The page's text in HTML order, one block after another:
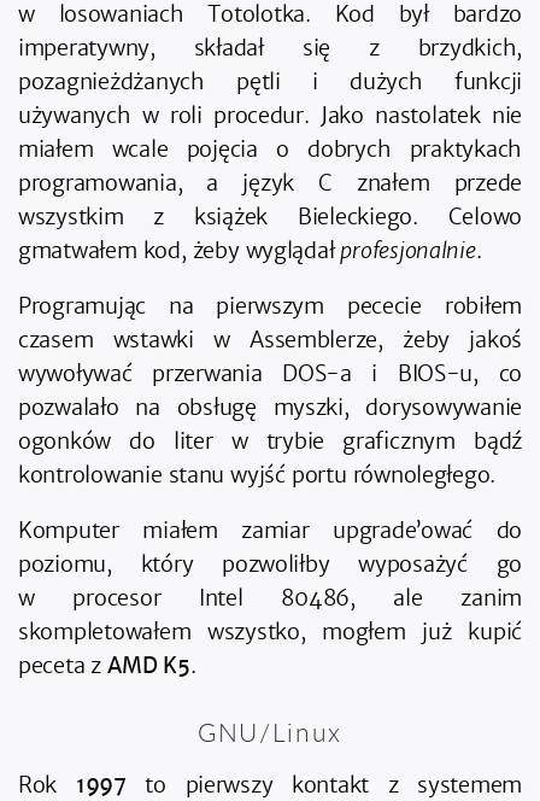
w losowaniach Totolotka. Kod był bardzo
imperatywny, składał się z brzydkich,
pozagnieżdżanych pętli i dużych funkcji
używanych w roli procedur. Jako nastolatek nie
miałem wcale pojęcia o dobrych praktykach
programowania, a język C znałem przede
wszystkim z książek Bieleckiego. Celowo
gmatwałem kod, żeby wyglądałprofesjonalnie.
Programując na pierwszym pececie robiłem
czasem wstawki w Assemblerze, żeby jakoś
wywoływać przerwania DOS-a i BIOS-u, co
pozwalało na obsługę myszki, dorysowywanie
ogonków do liter w trybie graficznym bądź
kontrolowanie stanu wyjść portu równoległego.
Komputer miałem zamiar upgrade’ować do
poziomu, który pozwoliłby wyposażyć go
w procesor Intel 80486, ale zanim
skompletowałem wszystko, mogłem już kupić
peceta zAMD K5.
GNU/Linux
Rok 1997 to pierwszy kontakt z systemem